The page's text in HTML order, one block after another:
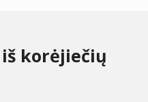
korėjiečių